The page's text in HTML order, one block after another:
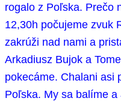
rogalo z Poľska. Prečo
12,30h počujeme zvuk
zakrúži nad nami a
Arkadiusz Bujok a
pokecáme. Chalani asi
Poľska. My sa balíme